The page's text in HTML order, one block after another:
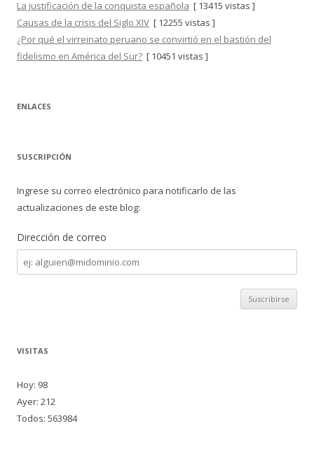
La justificación de la conquista española [ 13415 vistas ]
Causas de la crisis del Siglo XIV [ 12255 vistas ]
¿Por qué el virreinato peruano se convirtió en el bastión del
fidelismo en América del Sur? [ 10451 vistas ]
ENLACES
SUSCRIPCIÓN
Ingrese su correo electrónico para notificarlo de las
actualizaciones de este blog:
Dirección de correo
Dirección
de
correo
VISITAS
Hoy: 98
Ayer: 212
Todos: 563984